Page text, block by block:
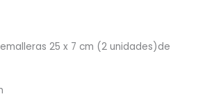
25 x 7 cm (2 unidades)de